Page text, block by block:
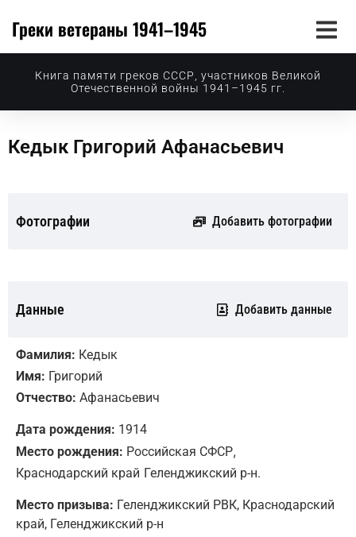
Греки ветераны 1941–1945
Книга памяти греков СССР, участников Великой
Отечественной войны 1941–1945 гг.
Кедык Григорий Афанасьевич
Фотографии Добавить фотографии
Данные Добавить данные
Фамилия: Кедык
Имя: Григорий
Отчество: Афанасьевич
Дата рождения: 1914
Место рождения: Российская СФСР,
Краснодарский край Геленджикский р-н.
Место призыва: Геленджикский РВК, Краснодарский
край, Геленджикский р-н